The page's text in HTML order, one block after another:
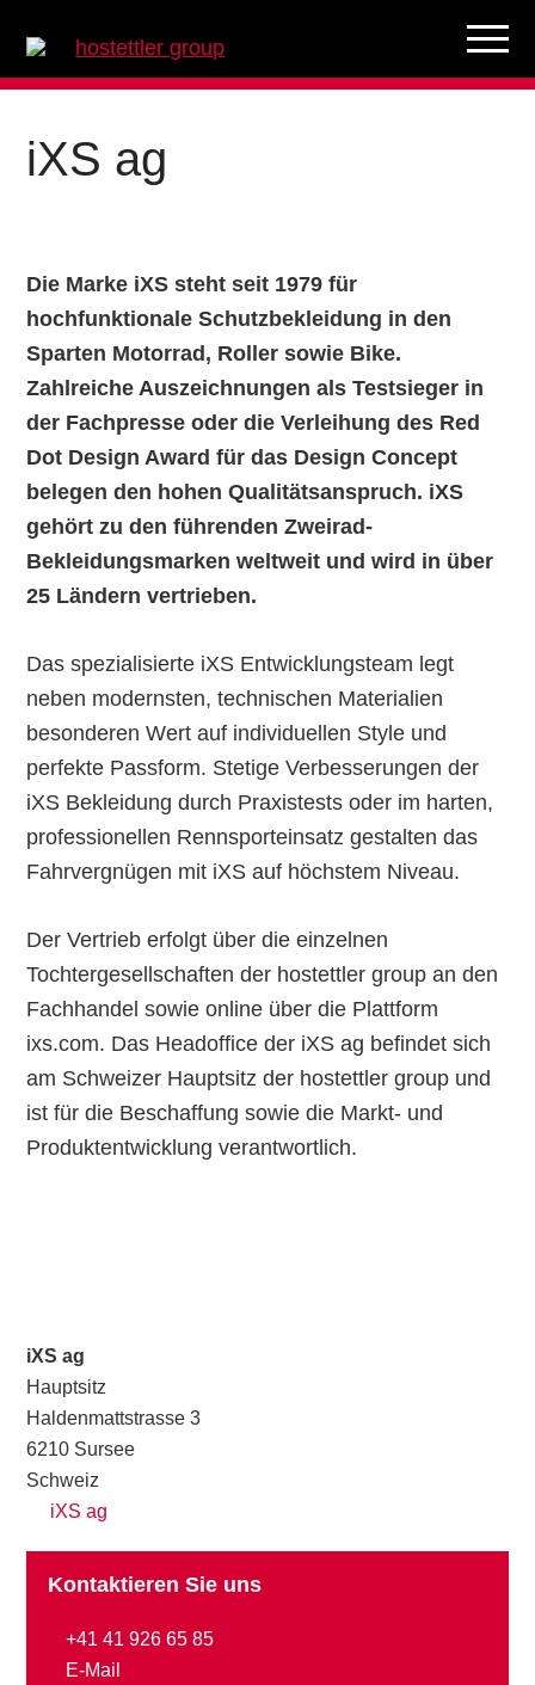
Hauptnavigation
springen
main
Hauptsidebar
springen
iXS ag
Die Marke iXS steht seit 1979 für
hochfunktionale Schutzbekleidung in den
Sparten Motorrad, Roller sowie Bike.
Zahlreiche Auszeichnungen als Testsieger in
der Fachpresse oder die Verleihung des Red
Dot Design Award für das Design Concept
belegen den hohen Qualitätsanspruch. iXS
gehört zu den führenden Zweirad-
Bekleidungsmarken weltweit und wird in über
25 Ländern vertrieben.
Das spezialisierte iXS Entwicklungsteam legt
neben modernsten, technischen Materialien
besonderen Wert auf individuellen Style und
perfekte Passform. Stetige Verbesserungen der
iXS Bekleidung durch Praxistests oder im harten,
professionellen Rennsporteinsatz gestalten das
Fahrvergnügen mit iXS auf höchstem Niveau.
Der Vertrieb erfolgt über die einzelnen
Tochtergesellschaften der hostettler group an den
Fachhandel sowie online über die Plattform
ixs.com. Das Headoffice der iXS ag befindet sich
am Schweizer Hauptsitz der hostettler group und
ist für die Beschaffung sowie die Markt- und
Produktentwicklung verantwortlich.
Sidebar
iXS ag
Hauptsitz
Haldenmattstrasse 3
6210 Sursee
Schweiz
iXS ag
Kontaktieren Sie uns
+41 41 926 65 85
E-Mail